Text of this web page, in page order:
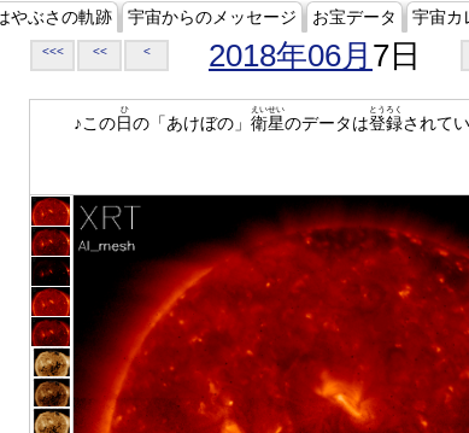
やぶさの軌跡 宇宙からのメッセージ お宝データ 宇宙カ
<<< << < 2018年06月 7日
♪この日
ひ
の「あけぼの」 衛星
えいせい
のデータは登録
とうろく
されて